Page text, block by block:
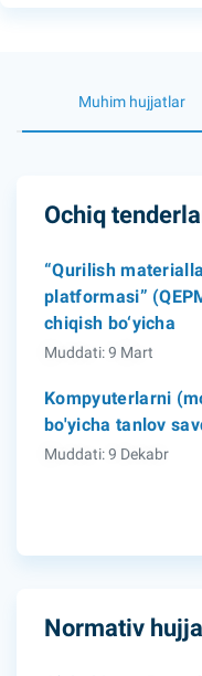
Muhim hujjatlar
Ochiq
“Qurilish
platformasi”
chiqish bo‘yicha
Muddati: 9 Mart
Kompyuterlarni
bo'yicha tanlov
Muddati: 9 Dekabr
Normativ